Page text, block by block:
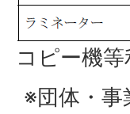
コピー機
※団体・